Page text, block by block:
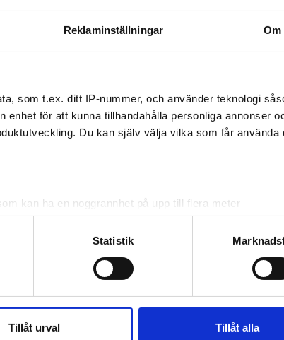
Reklaminställningar Om
som t.ex. ditt IP-nummer, och använder teknologi
för att kunna tillhandahålla personliga annonser
Du kan själv välja vilka som får använda
kan ha en noggrannhet på upp till flera meter
för specifika kännetecken (fingeravtryck)
och ställ in dina preferenser i
detaljsektionen. Du
förklaringen.
även sådana identifierare och annan information från
vi samarbetar med. Dessa kan i sin tur kombinera
Statistik
Tillåt urval Tillåt alla
i grupper som annars
kan handla om barn
så naturligt.
golfklubben?
Rökte
nu kräver
Hem & Hyra TV
Gör som
på balkongen: